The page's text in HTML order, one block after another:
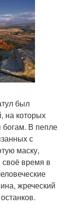
был
на которых
В пепле
с
маску,
своё время в
жреческий